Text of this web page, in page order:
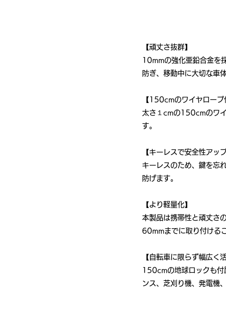
【頑丈さ抜群】
10mmの強化亜鉛合金を
防ぎ、移動中に大切な車
【150cmのワイヤロープ
太さ１cmの150cmのワ
す。
【キーレスで安全性アップ
キーレスのため、鍵を忘
防げます。
【より軽量化】
本製品は携帯性と頑丈さ
60mmまでに取り付ける
【自転車に限らず幅広く活
150cmの地球ロックも付
ンス、芝刈り機、発電機